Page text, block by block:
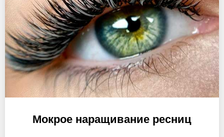
Мокрое наращивание ресниц